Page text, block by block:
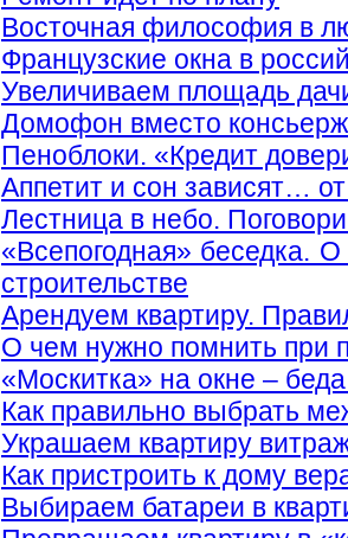
Восточная философия в
Французские окна в
Увеличиваем площадь
Домофон вместо
Пеноблоки. «Кредит
Аппетит и сон зависят…
Лестница в небо.
«Всепогодная» беседка.
строительстве
Арендуем квартиру.
О чем нужно помнить при
«Москитка» на окне –
Как правильно выбрать
Украшаем квартиру
Как пристроить к дому
Выбираем батареи в